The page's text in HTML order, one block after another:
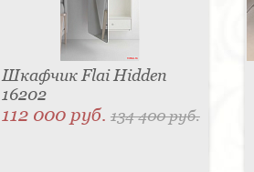
Шкафчик Flai Hidden
16202
112 000 руб. 134 400 руб.